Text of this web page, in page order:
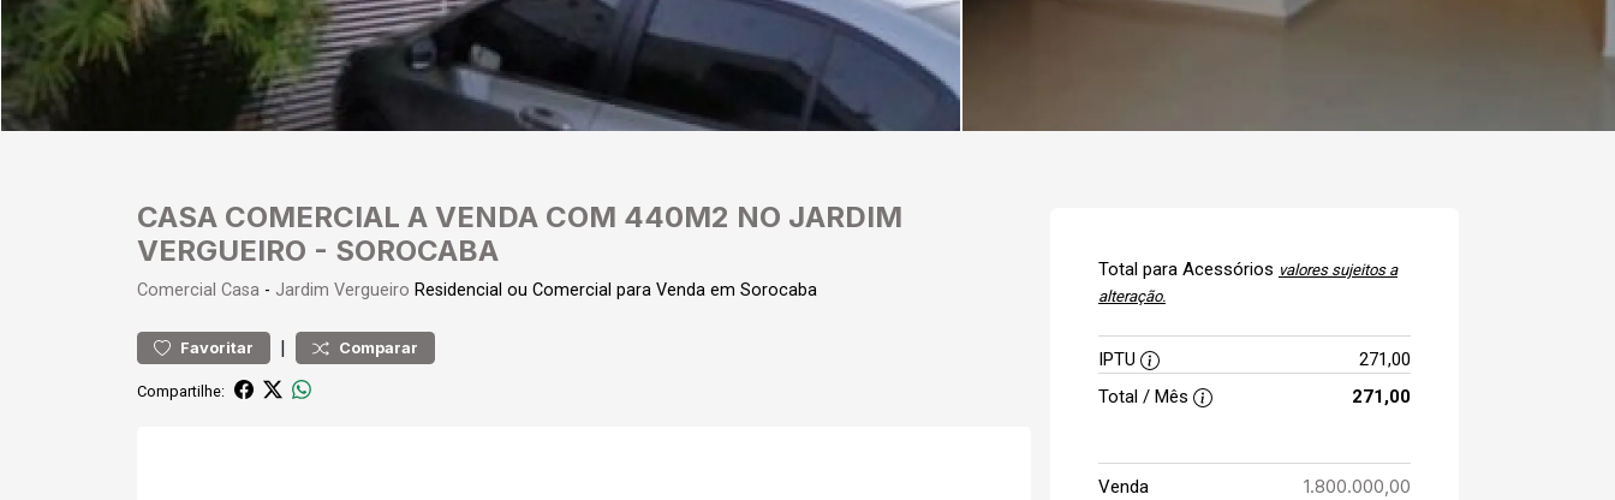
CASA COMERCIAL A VENDA COM 440M2 NO JARDIM
VERGUEIRO - SOROCABA
Comercial Casa - Jardim Vergueiro Residencial ou Comercial para Venda em Sorocaba
Favoritar | Comparar
Compartilhe:
Total para Acessórios valores sujeitos a
alteração.
IPTU
271,00
Total / Mês
271,00
Venda 1.800.000,00